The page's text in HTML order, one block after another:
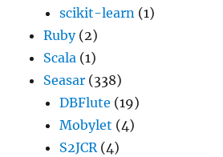
scikit-learn (1)
Ruby(2)
Scala (1)
Seasar (338)
DBFlute (19)
Mobylet (4)
S2JCR(4)